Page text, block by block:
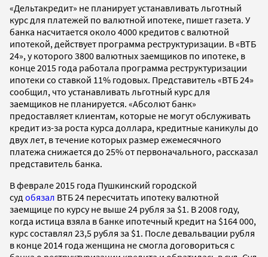
«Дельтакредит» не планирует устанавливать льготный
курс для платежей по валютной ипотеке, пишет газета. У
банка насчитается около 4000 кредитов с валютной
ипотекой, действует программа реструктуризации. В «ВТБ
24», у которого 3800 валютных заемщиков по ипотеке, в
конце 2015 года работала программа реструктуризации
ипотеки со ставкой 11% годовых. Представитель «ВТБ 24»
сообщил, что устанавливать льготный курс для
заемщиков не планируется. «Абсолют банк»
предоставляет клиентам, которые не могут обслуживать
кредит из-за роста курса доллара, кредитные каникулы до
двух лет, в течение которых размер ежемесячного
платежа снижается до 25% от первоначального, рассказал
представитель банка.
В феврале 2015 года Пушкинский городской
суд обязал ВТБ 24 пересчитать ипотеку валютной
заемщице по курсу не выше 24 рубля за $1. В 2008 году,
когда истица взяла в банке ипотечный кредит на $164 000,
курс составлял 23,5 рубля за $1. После девальвации рубля
в конце 2014 года женщина не смогла договориться с